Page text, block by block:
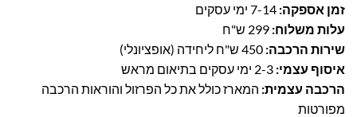
זמן אספקה:
עלות משלוח:
שירות הרכבה:
איסוף עצמי:
הרכבה עצמית: המארז כולל את כל הפרזול והוראות הרכבה
מפורטות